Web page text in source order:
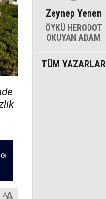
Zeynep Yenen
ÖYKÜ HERODOT
OKUYAN ADAM
TÜM YAZARLAR